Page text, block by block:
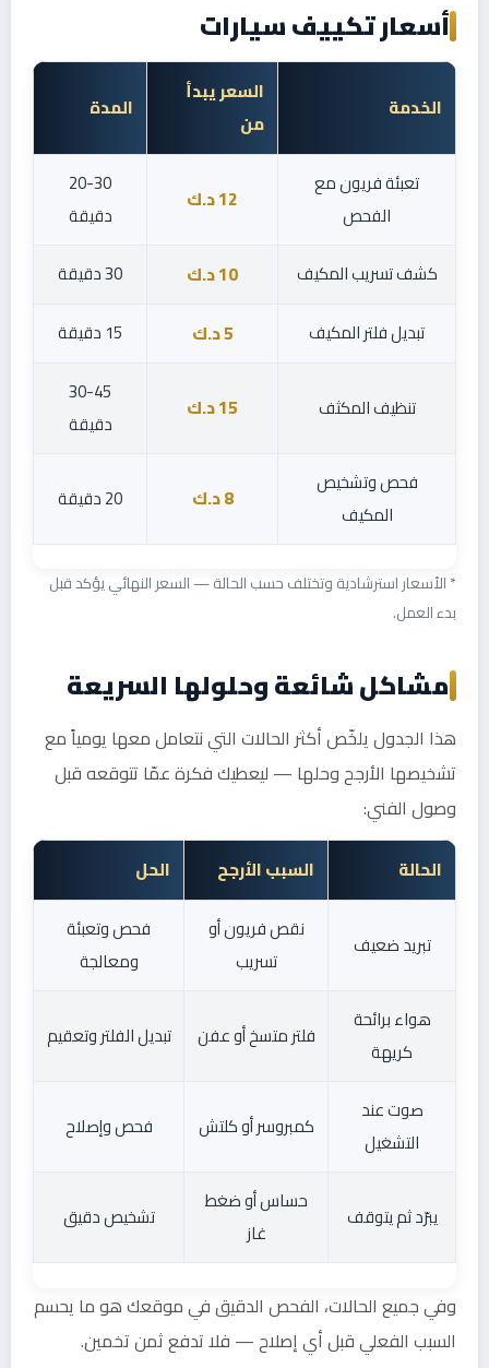
أسعار تكييف سيارات
الخدمة
السعر يبدأ
من
المدة
تعبئة فريون مع
الفحص
12 د.ك
20-30
دقيقة
كشف تسريب المكيف
10 د.ك
30 دقيقة
تبديل فلتر المكيف
5 د.ك 15 دقيقة
تنظيف المكثف 15 د.ك
30-45
دقيقة
فحص وتشخيص
المكيف
8 د.ك 20 دقيقة
* الأسعار استرشادية وتختلف حسب الحالة — السعر النهائي يؤكد قبل
بدء العمل.
مشاكل شائعة وحلولها السريعة
هذا الجدول يلخّص أكثر الحالات التي نتعامل معها يومياً مع
تشخيصها الأرجح وحلها — ليعطيك فكرة عمّا تتوقعه قبل
وصول الفني:
الحالة السبب الأرجح الحل
تبريد ضعيف
نقص فريون أو
تسريب
فحص وتعبئة
ومعالجة
هواء برائحة
كريهة
فلتر متسخ أو عفن تبديل الفلتر وتعقيم
صوت عند
التشغيل
كمبروسر أو كلتش فحص وإصلاح
يبرّد ثم يتوقف
حساس أو ضغط
غاز
تشخيص دقيق
وفي جميع الحالات، الفحص الدقيق في موقعك هو ما يحسم
السبب الفعلي قبل أي إصلاح — فلا تدفع ثمن تخمين.